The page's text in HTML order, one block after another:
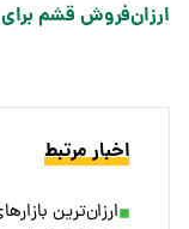
ارزان‌فروش قشم
اخبار مرتبط
ارزان‌ترین